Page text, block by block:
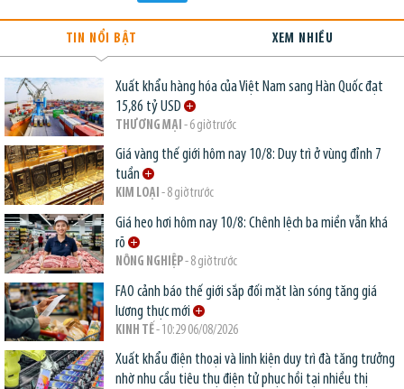
TIN NỔI BẬT XEM NHIỀU
Xuất khẩu hàng hóa của Việt Nam sang Hàn Quốc đạt
15,86 tỷ USD
THƯƠNG MẠI - 6 giờ trước
Giá vàng thế giới hôm nay 10/8: Duy trì ở vùng đỉnh 7
tuần
KIM LOẠI - 8 giờ trước
Giá heo hơi hôm nay 10/8: Chênh lệch ba miền vẫn khá
rõ
NÔNG NGHIỆP- 8 giờ trước
FAO cảnh báo thế giới sắp đối mặt làn sóng tăng giá
lương thực mới
KINH TẾ- 10:29 06/08/2026
Xuất khẩu điện thoại và linh kiện duy trì đà tăng trưởng
nhờ nhu cầu tiêu thụ điện tử phục hồi tại nhiều thị